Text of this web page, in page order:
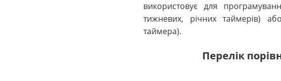
використовує для
тижневих, річних таймерів)
таймера).
Перелік